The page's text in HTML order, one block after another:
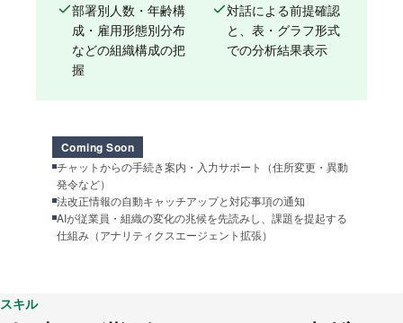
部署別人数・年齢構
成・雇用形態別分布
などの組織構成の把
握
対話による前提確認
と、表・グラフ形式
での分析結果表示
Coming Soon
チャットからの手続き案内・入力サポート（住所変更・異動
発令など）
法改正情報の自動キャッチアップと対応事項の通知
AIが従業員・組織の変化の兆候を先読みし、課題を提起する
仕組み（アナリティクスエージェント拡張）
スキル